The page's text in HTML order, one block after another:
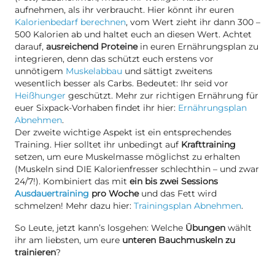
aufnehmen, als ihr verbraucht. Hier könnt ihr euren
Kalorienbedarf berechnen, vom Wert zieht ihr dann 300 –
500 Kalorien ab und haltet euch an diesen Wert. Achtet
darauf, ausreichend Proteinein euren Ernährungsplan zu
integrieren, denn das schützt euch erstens vor
unnötigem Muskelabbau und sättigt zweitens
wesentlich besser als Carbs. Bedeutet: Ihr seid vor
Heißhunger geschützt. Mehr zur richtigen Ernährung für
euer Sixpack-Vorhaben findet ihr hier: Ernährungsplan
Abnehmen.
Der zweite wichtige Aspekt ist ein entsprechendes
Training. Hier solltet ihr unbedingt auf Krafttraining
setzen, um eure Muskelmasse möglichst zu erhalten
(Muskeln sind DIE Kalorienfresser schlechthin – und zwar
24/7!). Kombiniert das mit ein bis zwei Sessions
Ausdauertraining pro Wocheund das Fett wird
schmelzen! Mehr dazu hier: Trainingsplan Abnehmen.
So Leute, jetzt kann’s losgehen: Welche Übungen wählt
ihr am liebsten, um eure unteren Bauchmuskeln zu
trainieren?